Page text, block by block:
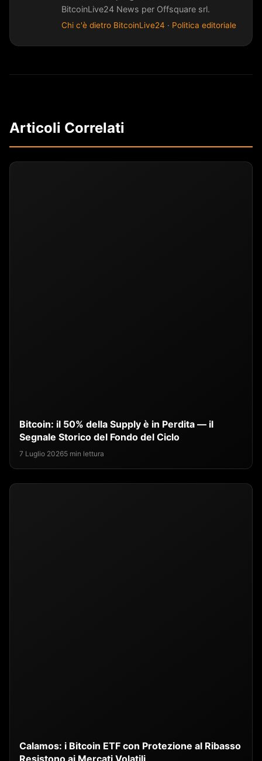
BitcoinLive24 News per Offsquare srl.
Chi c'è dietro BitcoinLive24 · Politica editoriale
Articoli Correlati
Bitcoin: il 50% della Supply è in Perdita — il
Segnale Storico del Fondo del Ciclo
7 Luglio 20265 min lettura
Calamos: i Bitcoin ETF con Protezione al Ribasso